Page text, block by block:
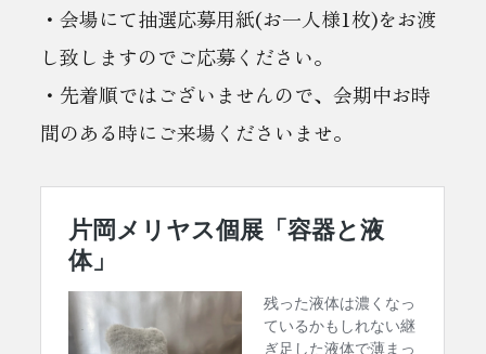
・会場にて抽選応募用紙(お一人様1枚)をお渡
し致しますのでご応募ください。
・先着順ではございませんので、会期中お時
間のある時にご来場くださいませ。